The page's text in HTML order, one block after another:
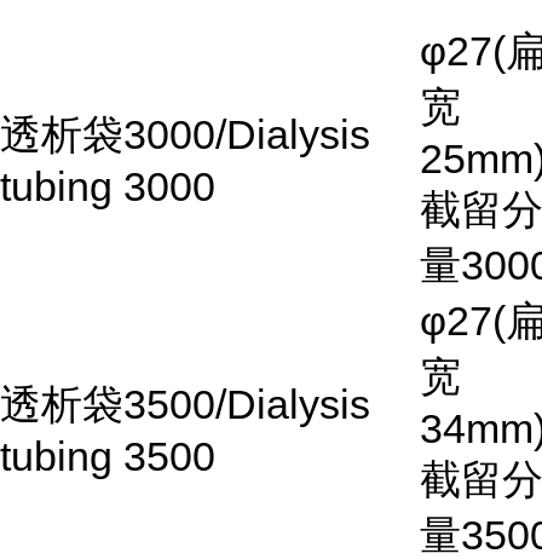
透析袋3000/Dialysis
tubing 3000
φ27(
宽
截留
量
透析袋3500/Dialysis
tubing 3500
φ27(
宽
截留
量